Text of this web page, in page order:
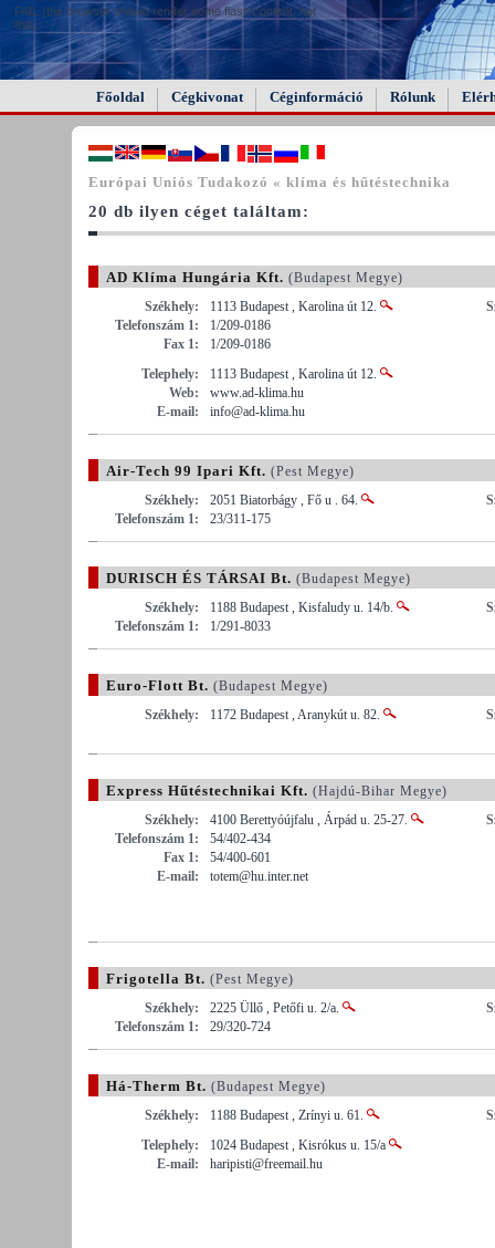
FAIL (the browser should render some flash content, not
this).
Főoldal Cégkivonat Céginformáció Rólunk
Európai Uniós Tudakozó « klíma és hűtéstechnika
20 db ilyen céget találtam:
AD Klíma Hungária Kft. (Budapest Megye)
Székhely:
1113 Budapest , Karolina út 12.
Telefonszám 1:
1/209-0186
Fax 1:
1/209-0186
Telephely:
1113 Budapest , Karolina út 12.
Web:
www.ad-klima.hu
E-mail:
info@ad-klima.hu
Air-Tech 99 Ipari Kft. (Pest Megye)
Székhely:
2051 Biatorbágy , Fő u . 64.
Telefonszám 1:
23/311-175
DURISCH ÉS TÁRSAI Bt. (Budapest Megye)
Székhely:
1188 Budapest , Kisfaludy u. 14/b.
Telefonszám 1:
1/291-8033
Euro-Flott Bt. (Budapest Megye)
Székhely:
1172 Budapest , Aranykút u. 82.
Express Hűtéstechnikai Kft. (Hajdú-Bihar Megye)
Székhely:
4100 Berettyóújfalu , Árpád u. 25-27.
Telefonszám 1:
54/402-434
Fax 1:
54/400-601
E-mail:
totem@hu.inter.net
Frigotella Bt. (Pest Megye)
Székhely:
2225 Üllő , Petőfi u. 2/a.
Telefonszám 1:
29/320-724
Há-Therm Bt. (Budapest Megye)
Székhely:
1188 Budapest , Zrínyi u. 61.
Telephely:
1024 Budapest , Kisrókus u. 15/a
E-mail:
haripisti@freemail.hu